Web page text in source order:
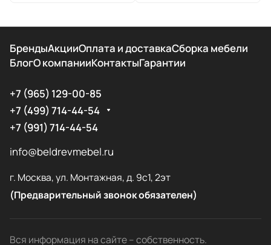
БрендыАкцииОплата и доставкаСборка мебели
БлогО компанииКонтактыГарантии
+7 (965) 129-00-85
+7 (499) 714-44-54
+7 (991) 714-44-54
info@beldrevmebel.ru
г. Москва, ул. Монтажная, д. 9с1, 2эт
(Предварительный звонок обязателен)
Вся информация на сайте – собственность.